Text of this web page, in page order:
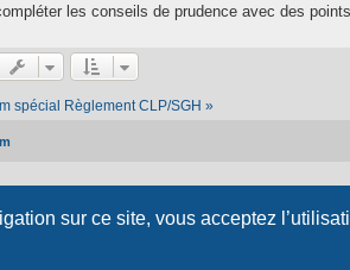
sur ce site, vous acceptez
les conseils de prudence avec des
spécial Règlement CLP/SGH »